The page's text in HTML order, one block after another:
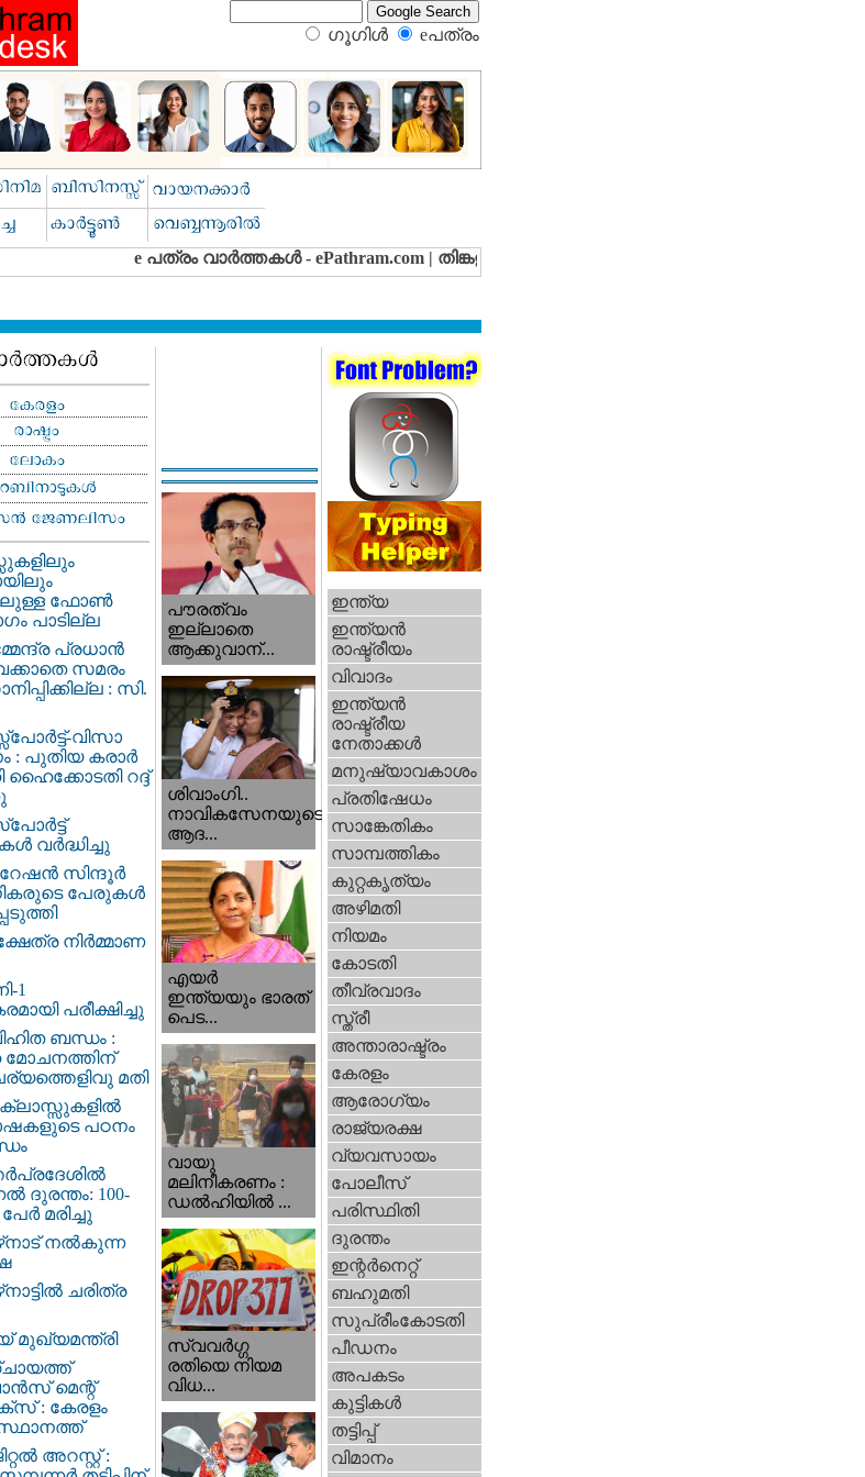
ഗൂഗിള്‍ eപത്രം‍
ഫോൺ
പാടില്ല
പ്രധാൻ
സമരം
: സി.
വിസാ
: പുതിയ കരാർ
റദ്ദ്
വർദ്ധിച്ചു
സിന്ദൂർ
പേരുകൾ
നിർമ്മാണ
1
പരീക്ഷിച്ചു
ബന്ധം :
മോചനത്തിന്
മതി
ക്ലാസ്സുകളിൽ
പഠനം
ദുരന്തം: 100-
മരിച്ചു
നൽകുന്ന
ചരിത്ര
മുഖ്യമന്ത്രി
മെന്റ്
: കേരളം
സ്ഥാനത്ത്
അറസ്റ്റ് :
പൗരത്വം
ഇല്ലാതെ
ആക്കുവാന്...
ശിവാംഗി..
നാവികസേനയുടെ
ആദ...
എയര്‍
ഇന്ത്യയും ഭാരത്
പെട...
വായു
മലിനീകരണം :
ഡൽഹിയിൽ ...
സ്വവര്‍ഗ്ഗ
രതിയെ നിയമ
വിധ...
ഇന്ത്യ
ഇന്ത്യന്‍
രാഷ്ട്രീയം
വിവാദം
ഇന്ത്യന്‍
രാഷ്ട്രീയ
നേതാക്കള്‍
മനുഷ്യാവകാശം
പ്രതിഷേധം
സാങ്കേതികം
സാമ്പത്തികം
കുറ്റകൃത്യം
അഴിമതി
നിയമം
കോടതി
തീവ്രവാദം
സ്ത്രീ
അന്താരാഷ്ട്രം
കേരളം
ആരോഗ്യം
രാജ്യരക്ഷ
വ്യവസായം
പോലീസ്‌
പരിസ്ഥിതി
ദുരന്തം
ഇന്റര്‍നെറ്റ്‌
ബഹുമതി
സുപ്രീംകോടതി
പീഡനം
അപകടം
കുട്ടികള്‍
തട്ടിപ്പ്‌
വിമാനം